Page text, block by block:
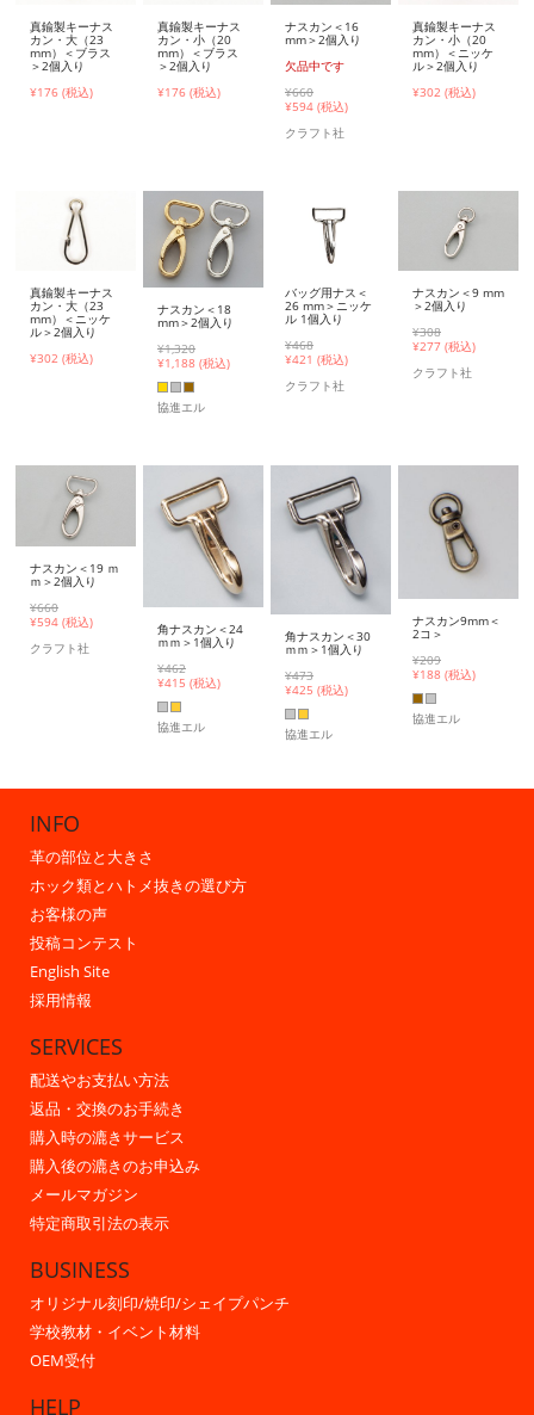
真鍮製キーナス
カン・大（23
mm）＜ブラス
＞2個入り
¥176 (税込)
真鍮製キーナス
カン・小（20
mm）＜ブラス
＞2個入り
¥176 (税込)
ナスカン＜16
mm＞2個入り
欠品中です
¥660
¥594 (税込)
クラフト社
真鍮製キーナス
カン・小（20
mm）＜ニッケ
ル＞2個入り
¥302 (税込)
真鍮製キーナス
カン・大（23
mm）＜ニッケ
ル＞2個入り
¥302 (税込)
ナスカン＜18
mm＞2個入り
¥1,320
¥1,188 (税込)
協進エル
バッグ用ナス＜
26 mm＞ニッケ
ル 1個入り
¥468
¥421 (税込)
クラフト社
ナスカン＜9 mm
＞2個入り
¥308
¥277 (税込)
クラフト社
ナスカン＜19 ｍ
ｍ＞2個入り
¥660
¥594 (税込)
クラフト社
角ナスカン＜24
ｍｍ＞1個入り
¥462
¥415 (税込)
協進エル
角ナスカン＜30
ｍｍ＞1個入り
¥473
¥425 (税込)
協進エル
ナスカン9mm＜
2コ＞
¥209
¥188 (税込)
協進エル
INFO
革の部位と大きさ
ホック類とハトメ抜きの選び方
お客様の声
投稿コンテスト
English Site
採用情報
SERVICES
配送やお支払い方法
返品・交換のお手続き
購入時の漉きサービス
購入後の漉きのお申込み
メールマガジン
特定商取引法の表示
BUSINESS
オリジナル刻印/焼印/シェイプパンチ
学校教材・イベント材料
OEM受付
HELP